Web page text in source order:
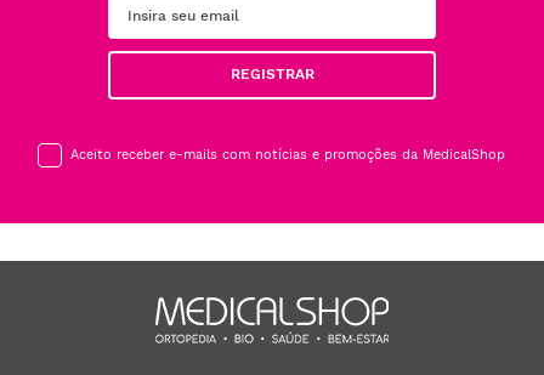
REGISTRAR
Aceito receber e-mails com notícias e promoções da MedicalShop